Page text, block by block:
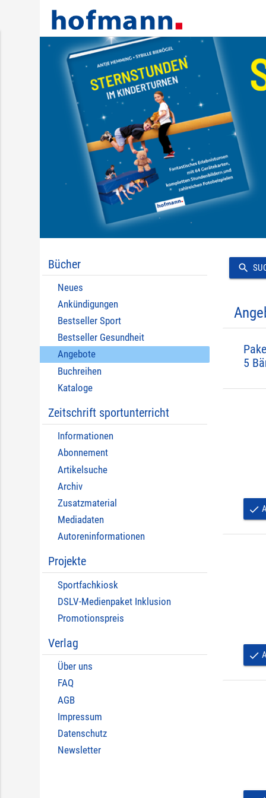
Bücher
Neues
Ankündigungen
Bestseller Sport
Bestseller Gesundheit
Angebote
Buchreihen
Kataloge
Zeitschrift sportunterricht
Informationen
Abonnement
Artikelsuche
Archiv
Zusatzmaterial
Mediadaten
Autoreninformationen
Projekte
Sportfachkiosk
DSLV-Medienpaket Inklusion
Promotionspreis
Verlag
Über uns
FAQ
AGB
Impressum
Datenschutz
Newsletter
search
5
done
done